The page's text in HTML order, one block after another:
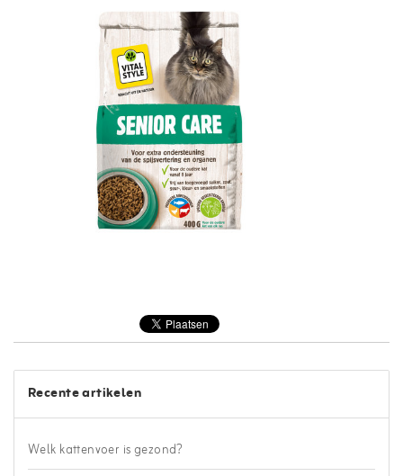
Recente artikelen
Welk kattenvoer is gezond?